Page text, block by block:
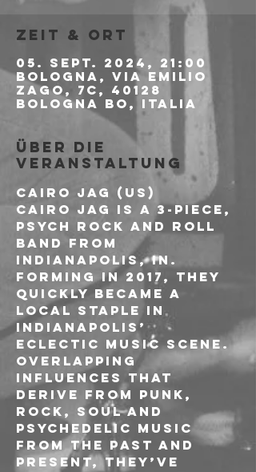
Zeit & Ort
05. Sept. 2024, 21:00
Bologna, Via Emilio
Zago, 7c, 40128
Bologna BO, Italia
Über die
Veranstaltung
CAIRO JAG (US)
Cairo Jag is a 3-piece,
psych rock and roll
band from
Indianapolis, IN.
Forming in 2017, they
quickly became a
local staple in
Indianapolis’
eclectic music scene.
Overlapping
influences that
derive from punk,
rock, soul and
psychedelic music
from the past and
present, they’ve